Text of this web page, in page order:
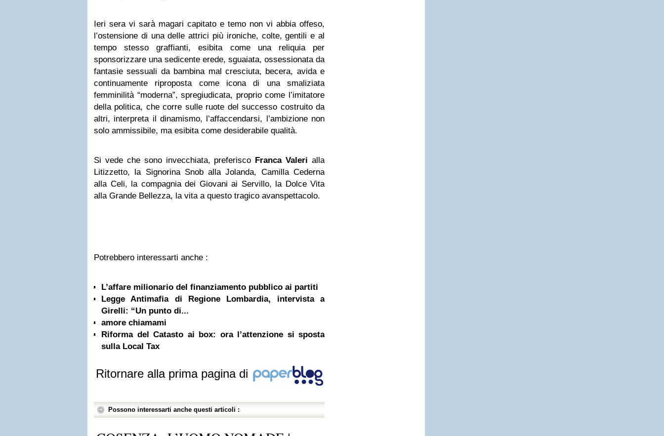
Ieri sera vi sarà magari capitato e temo non vi abbia offeso,
l’ostensione di una delle attrici più ironiche, colte, gentili e al
tempo stesso graffianti, esibita come una reliquia per
sponsorizzare una sedicente erede, sguaiata, ossessionata da
fantasie sessuali da bambina mal cresciuta, becera, avida e
continuamente riproposta come icona di una smaliziata
femminilità “moderna”, spregiudicata, proprio come l’imitatore
della politica, che corre sulle ruote del successo costruito da
altri, interpreta il dinamismo, l’affaccendarsi, l’ambizione non
solo ammissibile, ma esibita come desiderabile qualità.
Si vede che sono invecchiata, preferisco Franca Valeri alla
Litizzetto, la Signorina Snob alla Jolanda, Camilla Cederna
alla Celi, la compagnia dei Giovani ai Servillo, la Dolce Vita
alla Grande Bellezza, la vita a questo tragico avanspettacolo.
Potrebbero interessarti anche :
L’affare milionario del finanziamento pubblico ai partiti
Legge Antimafia di Regione Lombardia, intervista a
Girelli: “Un punto di...
amore chiamami
Riforma del Catasto ai box: ora l’attenzione si sposta
sulla Local Tax
Ritornare alla prima pagina di
Possono interessarti anche questi articoli :